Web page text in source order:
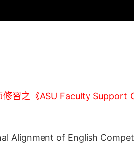
習之《ASU Faculty Support
Alignment of English